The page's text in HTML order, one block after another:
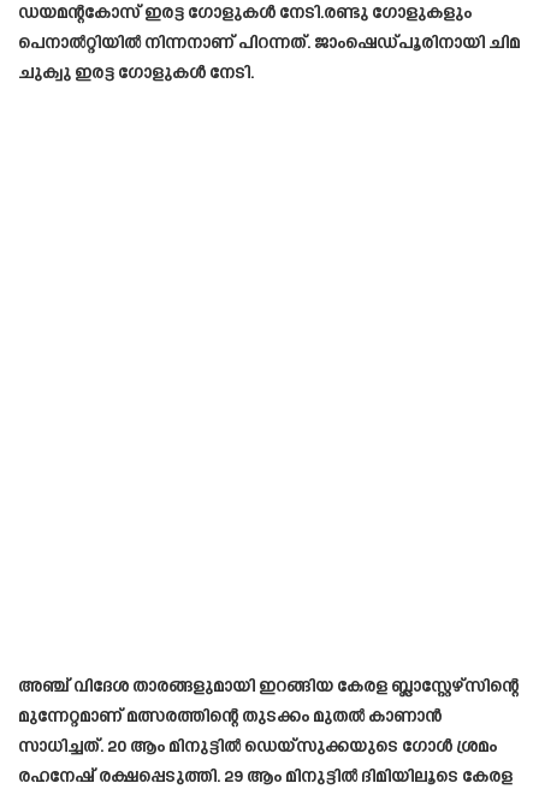
ഡയമന്റകോസ് ഇരട്ട ഗോളുകൾ നേടി.രണ്ടു ഗോളുകളും
പെനാൽറ്റിയിൽ നിന്നനാണ് പിറന്നത്. ജാംഷെഡ്പൂരിനായി ചിമ
ചുക്വു ഇരട്ട ഗോളുകൾ നേടി.
അഞ്ച് വിദേശ താരങ്ങളുമായി ഇറങ്ങിയ കേരള ബ്ലാസ്റ്റേഴ്സിന്റെ
മുന്നേറ്റമാണ് മത്സരത്തിന്റെ തുടക്കം മുതൽ കാണാൻ
സാധിച്ചത്. 20 ആം മിനുട്ടിൽ ഡെയ്‌സുക്കയുടെ ഗോൾ ശ്രമം
രഹനേഷ് രക്ഷപ്പെടുത്തി. 29 ആം മിനുട്ടിൽ ദിമിയിലൂടെ കേരള